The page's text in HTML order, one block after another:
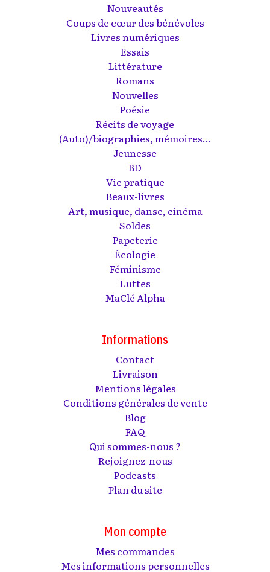
Nouveautés
Coups de cœur des bénévoles
Livres numériques
Essais
Littérature
Romans
Nouvelles
Poésie
Récits de voyage
(Auto)/biographies, mémoires...
Jeunesse
BD
Vie pratique
Beaux-livres
Art, musique, danse, cinéma
Soldes
Papeterie
Écologie
Féminisme
Luttes
MaClé Alpha
Informations
Contact
Livraison
Mentions légales
Conditions générales de vente
Blog
FAQ
Qui sommes-nous ?
Rejoignez-nous
Podcasts
Plan du site
Mon compte
Mes commandes
Mes informations personnelles